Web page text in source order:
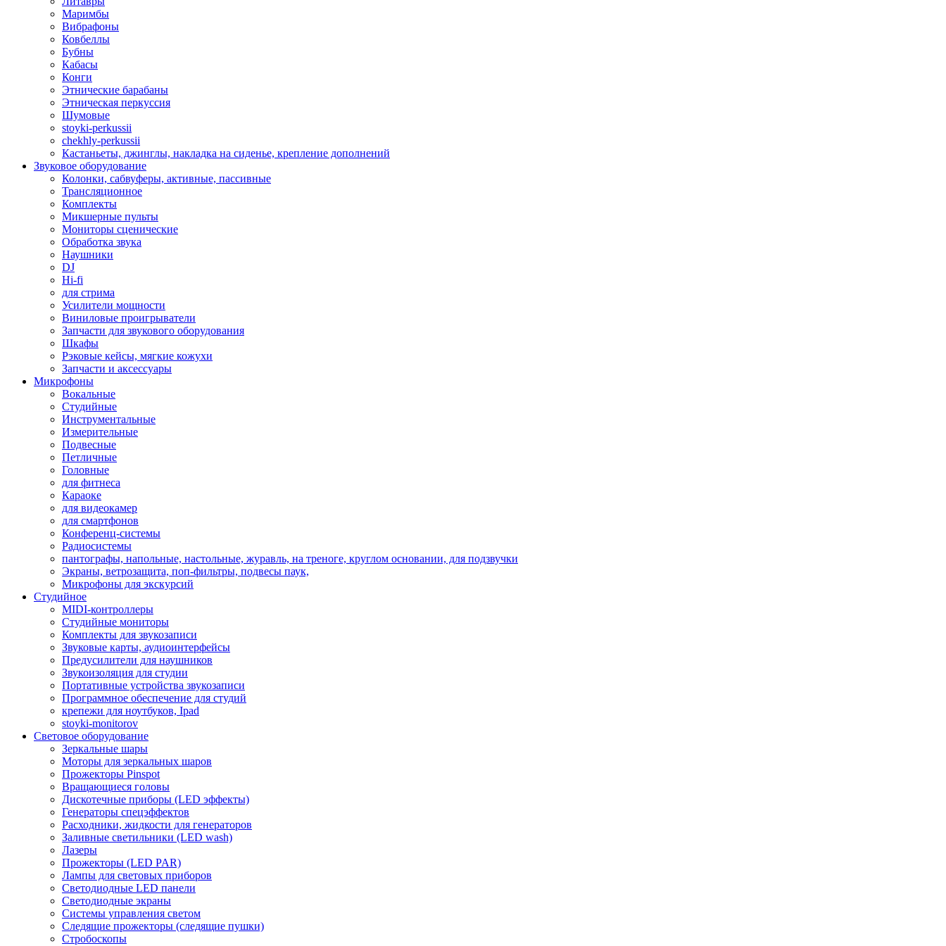
Маримбы
Вибрафоны
Ковбеллы
Бубны
Кабасы
Конги
Этнические барабаны
Этническая перкуссия
Шумовые
stoyki-perkussii
chekhly-perkussii
Кастаньеты, джинглы, накладка на сиденье, крепление дополнений
Звуковое оборудование
Колонки, сабвуферы, активные, пассивные
Трансляционное
Комплекты
Микшерные пульты
Мониторы сценические
Обработка звука
Наушники
DJ
Hi-fi
для стрима
Усилители мощности
Виниловые проигрыватели
Запчасти для звукового оборудования
Шкафы
Рэковые кейсы, мягкие кожухи
Запчасти и аксессуары
Микрофоны
Вокальные
Студийные
Инструментальные
Измерительные
Подвесные
Петличные
Головные
для фитнеса
Караоке
для видеокамер
для смартфонов
Конференц-системы
Радиосистемы
пантографы, напольные, настольные, журавль, на треноге, круглом основании, для подзвучки
Экраны, ветрозащита, поп-фильтры, подвесы паук,
Микрофоны для экскурсий
Студийное
MIDI-контроллеры
Студийные мониторы
Комплекты для звукозаписи
Звуковые карты, аудиоинтерфейсы
Предусилители для наушников
Звукоизоляция для студии
Портативные устройства звукозаписи
Программное обеспечение для студий
крепежи для ноутбуков, Ipad
stoyki-monitorov
Световое оборудование
Зеркальные шары
Моторы для зеркальных шаров
Прожекторы Pinspot
Вращающиеся головы
Дискотечные приборы (LED эффекты)
Генераторы спецэффектов
Расходники, жидкости для генераторов
Заливные светильники (LED wash)
Лазеры
Прожекторы (LED PAR)
Лампы для световых приборов
Светодиодные LED панели
Светодиодные экраны
Системы управления светом
Следящие прожекторы (следящие пушки)
Стробоскопы